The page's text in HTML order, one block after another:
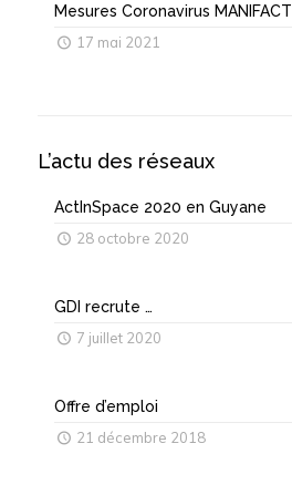
Mesures Coronavirus MANIFACT
17 mai 2021
L’actu des réseaux
ActInSpace 2020 en Guyane
28 octobre 2020
GDI recrute …
7 juillet 2020
Offre d’emploi
21 décembre 2018